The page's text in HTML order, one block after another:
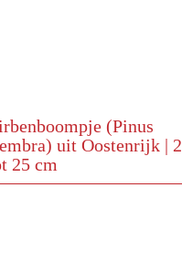
(Pinus
uit Oostenrijk |
25 cm